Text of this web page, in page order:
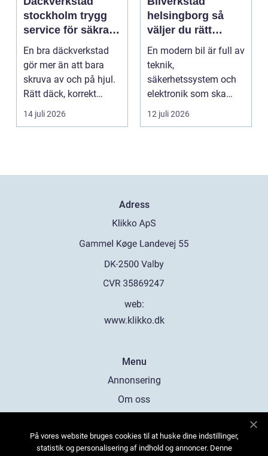
stockholm trygg
service för säkra
mil året runt
En bra däckverkstad
gör mer än att bara
skruva av och på hjul.
Rätt däck, korrekt
montering och rege...
14 juli 2026
helsingborg så
väljer du rätt
service för din bil
En modern bil är full av
teknik,
säkerhetssystem och
elektronik som ska
fungera tillsammans
varje da...
12 juli 2026
Adress
web:
www.klikko.dk
Menu
Annonsering
Om oss
Kontakta oss
På vores website bruges cookies til at huske dine indstillinger,
statistik og personalisering af indhold og annoncer. Denne